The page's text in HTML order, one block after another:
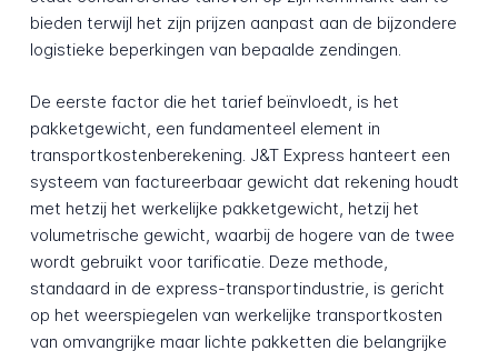
bieden terwijl het zijn prijzen aanpast aan de bijzondere
logistieke beperkingen van bepaalde zendingen.
De eerste factor die het tarief beïnvloedt, is het
pakketgewicht, een fundamenteel element in
transportkostenberekening. J&T Express hanteert een
systeem van factureerbaar gewicht dat rekening houdt
met hetzij het werkelijke pakketgewicht, hetzij het
volumetrische gewicht, waarbij de hogere van de twee
wordt gebruikt voor tarificatie. Deze methode,
standaard in de express-transportindustrie, is gericht
op het weerspiegelen van werkelijke transportkosten
van omvangrijke maar lichte pakketten die belangrijke